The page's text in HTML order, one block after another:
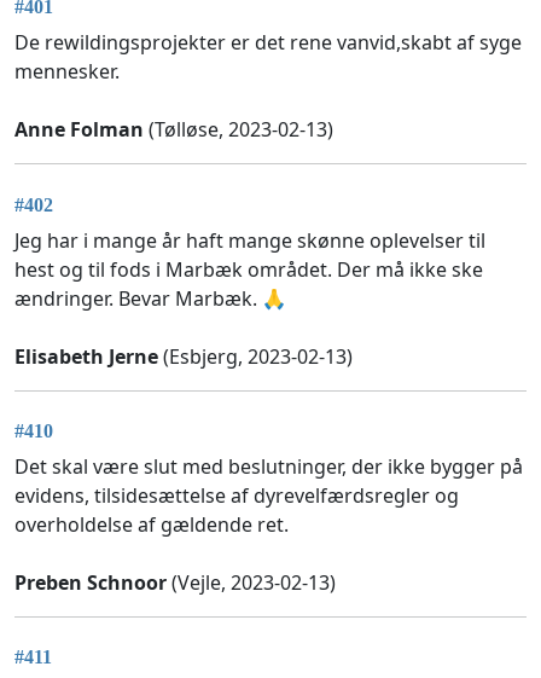
#401
De rewildingsprojekter er det rene vanvid,skabt af syge
mennesker.
Anne Folman (Tølløse, 2023-02-13)
#402
Jeg har i mange år haft mange skønne oplevelser til
hest og til fods i Marbæk området. Der må ikke ske
ændringer. Bevar Marbæk. 🙏
Elisabeth Jerne(Esbjerg, 2023-02-13)
#410
Det skal være slut med beslutninger, der ikke bygger på
evidens, tilsidesættelse af dyrevelfærdsregler og
overholdelse af gældende ret.
Preben Schnoor(Vejle, 2023-02-13)
#411